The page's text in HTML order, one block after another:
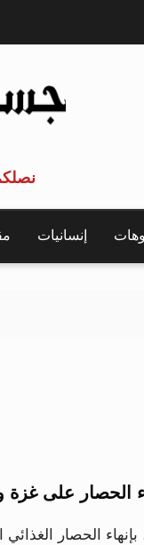
إنسانيات
الحصار على
بإنهاء الحصار